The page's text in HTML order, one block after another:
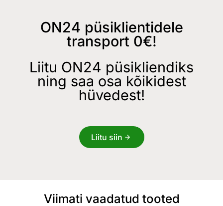
ON24 püsiklientidele
transport 0€!
Liitu ON24 püsikliendiks
ning saa osa kõikidest
hüvedest!
Liitu siin
Viimati vaadatud tooted